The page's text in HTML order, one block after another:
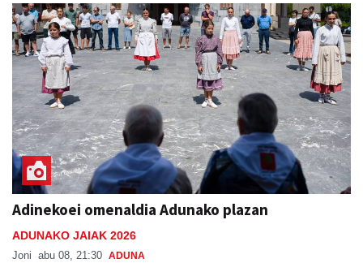
Adinekoei omenaldia Adunako plazan
ADUNAKO JAIAK 2026
Joni abu 08, 21:30 ADUNA